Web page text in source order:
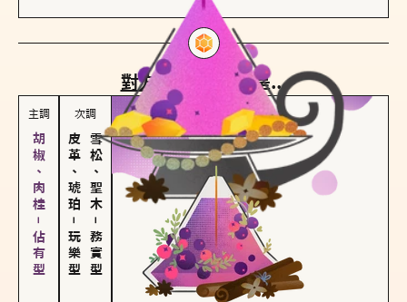
對方 的主調蠟燭是...
主調
胡椒、肉桂－佔有型
次調
皮革、琥珀
－
玩樂型
雪松、聖木
－
務實型